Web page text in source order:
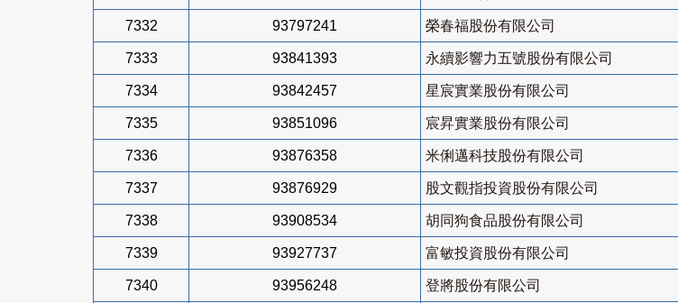
7332 93797241 榮春福股份有限公司
7333 93841393 永續影響力五號股份有限公司
7334 93842457 星宸實業股份有限公司
7335 93851096 宸昇實業股份有限公司
7336 93876358 米俐邁科技股份有限公司
7337 93876929 股文觀指投資股份有限公司
7338 93908534 胡同狗食品股份有限公司
7339 93927737 富敏投資股份有限公司
7340 93956248 登將股份有限公司